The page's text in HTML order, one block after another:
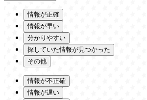
情報が正確
情報が早い
分かりやすい
探していた情報が見つかった
その他
情報が不正確
情報が遅い